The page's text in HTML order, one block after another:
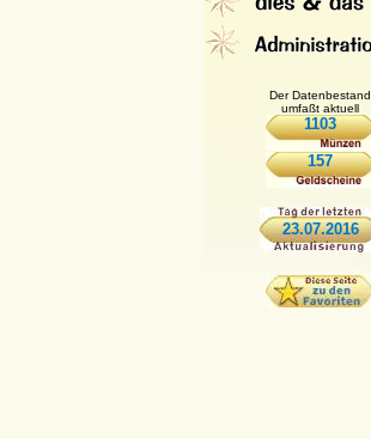
Der Datenbestand
umfaßt aktuell
1103
157
23.07.2016